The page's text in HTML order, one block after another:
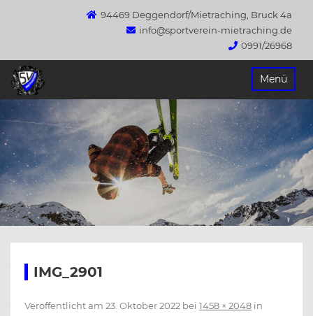
94469 Deggendorf/Mietraching, Bruck 4a
info@sportverein-mietraching.de
0991/26968
Menü
IMG_2901
Veröffentlicht am 23. Oktober 2022 bei 1458 × 2048 in